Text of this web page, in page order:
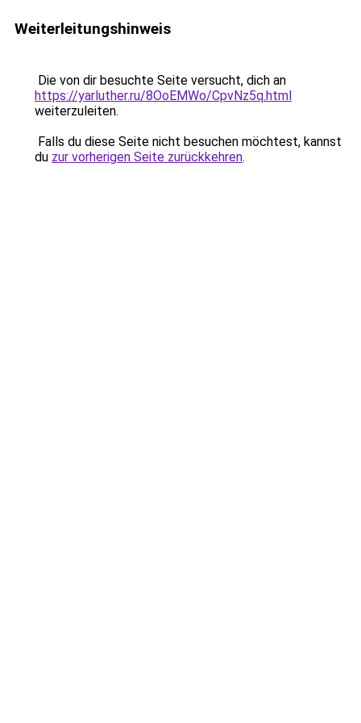
Weiterleitungshinweis
Die von dir besuchte Seite versucht, dich an
https://yarluther.ru/8OoEMWo/CpvNz5q.html
weiterzuleiten.
Falls du diese Seite nicht besuchen möchtest, kannst
du zur vorherigen Seite zurückkehren.